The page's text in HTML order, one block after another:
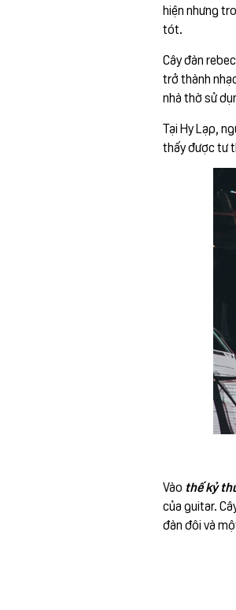
hiện nhưng
tót.
Cây đàn
trở thành
nhà thờ sử
Tại Hy Lạp,
thấy được tư
Vào thế kỷ
của guitar.
đàn đôi và